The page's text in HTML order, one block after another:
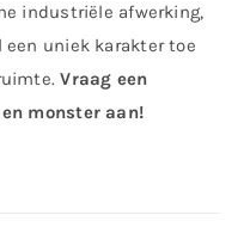
industriële afwerking,
een uniek karakter toe
Vraag een
monster aan!